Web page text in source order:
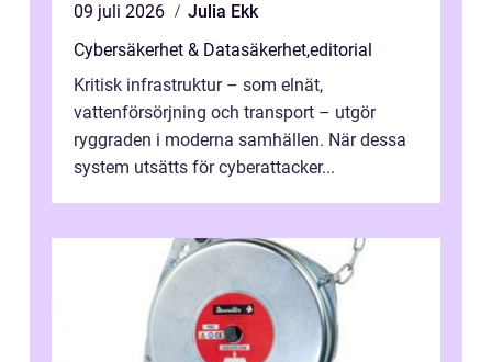
09 juli 2026
Julia Ekk
Cybersäkerhet & Datasäkerhet,editorial
Kritisk infrastruktur – som elnät,
vattenförsörjning och transport – utgör
ryggraden i moderna samhällen. När dessa
system utsätts för cyberattacker...